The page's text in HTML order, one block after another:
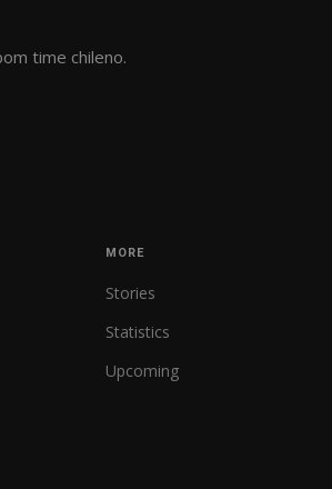
time chileno.
MORE
Stories
Statistics
Upcoming